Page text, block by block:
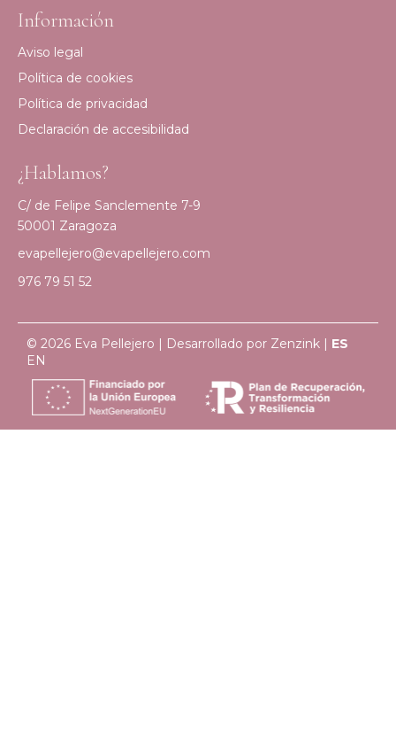
Información
Aviso legal
Política de cookies
Política de privacidad
Declaración de accesibilidad
¿Hablamos?
C/ de Felipe Sanclemente 7-9
50001 Zaragoza
evapellejero@evapellejero.com
976 79 51 52
© 2026 Eva Pellejero | Desarrollado por Zenzink
ES
EN